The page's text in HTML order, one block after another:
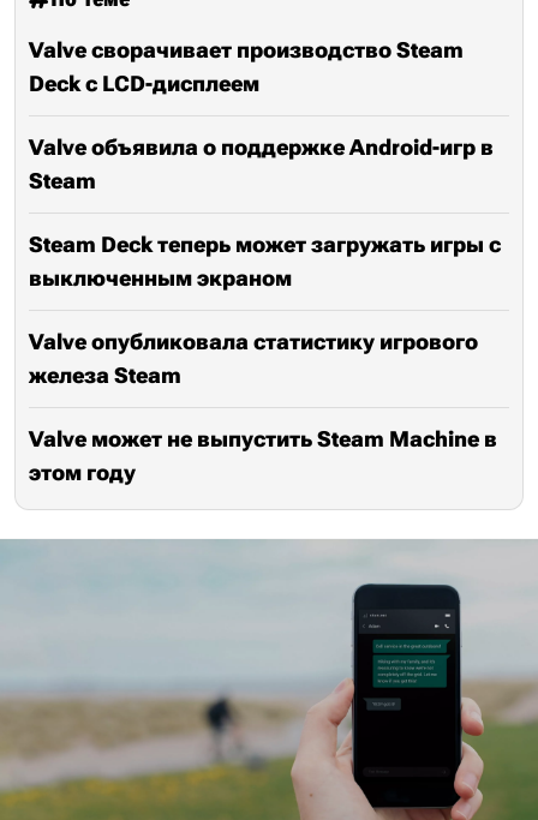
Valve сворачивает производство Steam
Deck с LCD-дисплеем
Valve объявила о поддержке Android-игр в
Steam
Steam Deck теперь может загружать игры с
выключенным экраном
Valve опубликовала статистику игрового
железа Steam
Valve может не выпустить Steam Machine в
этом году